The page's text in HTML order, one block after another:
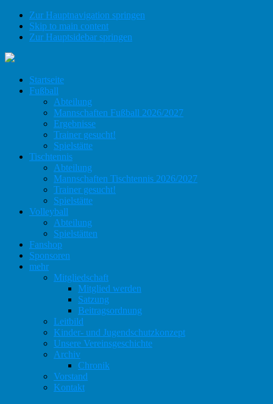
Zur Hauptnavigation springen
Skip to main content
Zur Hauptsidebar springen
Startseite
Fußball
Abteilung
Mannschaften Fußball 2026/2027
Ergebnisse
Trainer gesucht!
Spielstätte
Tischtennis
Abteilung
Mannschaften Tischtennis 2026/2027
Trainer gesucht!
Spielstätte
Volleyball
Abteilung
Spielstätten
Fanshop
Sponsoren
mehr
Mitgliedschaft
Mitglied werden
Satzung
Beitragsordnung
Leitbild
Kinder- und Jugendschutzkonzept
Unsere Vereinsgeschichte
Archiv
Chronik
Vorstand
Kontakt